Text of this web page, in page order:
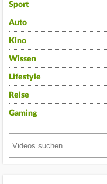
Sport
Auto
Kino
Wissen
Lifestyle
Reise
Gaming